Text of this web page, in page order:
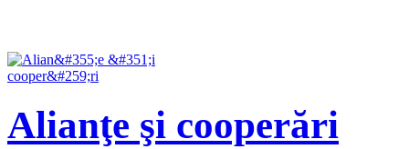
Alianţe şi cooperări